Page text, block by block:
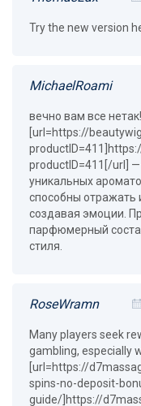
Try the new version
MichaelRoami
вечно вам все
[url=https://
productID=411[/url] —
уникальных
способны отражать
создавая эмоции.
парфюмерный
стиля.
RoseWramn
Many players seek
gambling, especially
[url=https://
spins-no-deposit-
guide/]https://